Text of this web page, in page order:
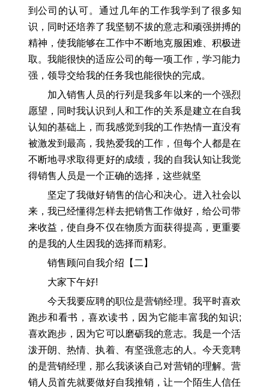
到公司的认可。通过几年的工作我学到了很多知
识，同时还培养了我坚韧不拔的意志和顽强拼搏的
精神，使我能够在工作中不断地克服困难、积极进
取。我能很快的适应公司的每一项工作，学习能力
强，领导交给我的任务我也能很快的完成。
加入销售人员的行列是我多年以来的一个强烈
愿望，同时我认识到人和工作的关系是建立在自我
认知的基础上，而我感觉到我的工作热情一直没有
被激发到最高，我热爱我的工作，但每个人都是在
不断地寻求取得更好的成绩，我的自我认知让我觉
得销售人员是一个正确的选择，这些就坚
坚定了我做好销售的信心和决心。进入社会以
来，我已经懂得怎样去把销售工作做好，给公司带
来收益，使自身不仅在物质方面获得提高，更重要
的是我的人生因我的选择而精彩。
销售顾问自我介绍【二】
大家下午好!
今天我要应聘的职位是营销经理。我平时喜欢
跑步和看书，喜欢读书，因为它能丰富我的知识;
喜欢跑步，因为它可以磨砺我的意志。我是一个活
泼开朗、热情、执着、有坚强意志的人。今天竞聘
的是营销经理，那么我谈谈自己对营销的理解。营
销人员首先就要做好自我推销，让一个陌生人信任